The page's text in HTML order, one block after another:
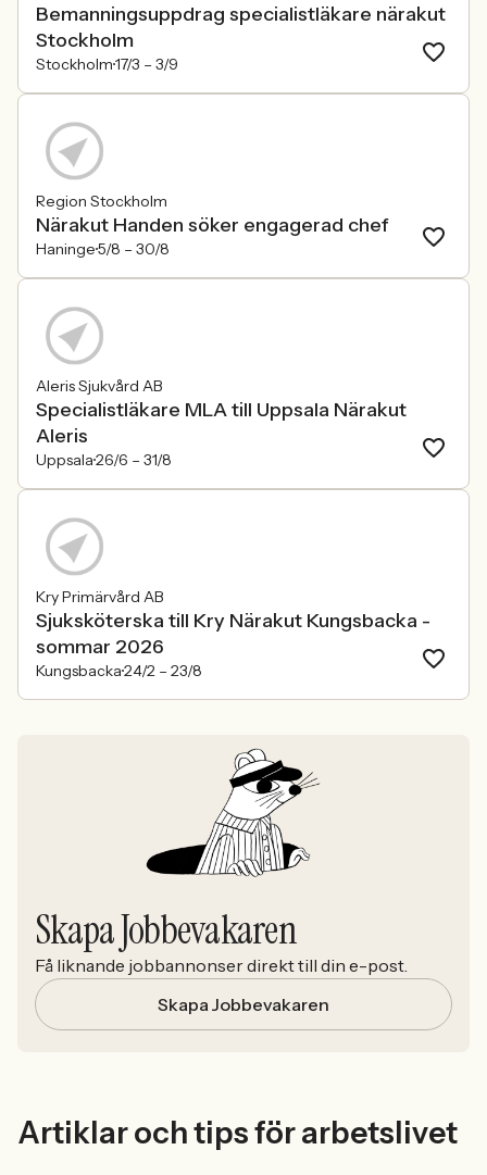
Bemanningsuppdrag specialistläkare närakut
Stockholm
Stockholm17/3 – 3/9
Region Stockholm
Närakut Handen söker engagerad chef
Haninge5/8 – 30/8
Aleris Sjukvård AB
Specialistläkare MLA till Uppsala Närakut
Aleris
Uppsala26/6 – 31/8
Kry Primärvård AB
Sjuksköterska till Kry Närakut Kungsbacka -
sommar 2026
Kungsbacka24/2 – 23/8
Skapa Jobbevakaren
Få liknande jobbannonser direkt till din e-post.
Skapa Jobbevakaren
Artiklar och tips för arbetslivet